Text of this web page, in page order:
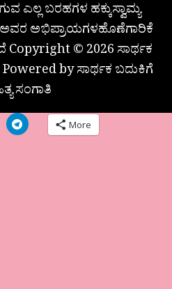
ಎಲ್ಲ ಬರಹಗಳ ಹಕ್ಕುಸ್ವಾಮ್ಯ
ಅಭಿಪ್ರಾಯಗಳಹೊಣೆಗಾರಿಕೆ
Copyright © 2026 ಸಾರ್ಥಕ
by ಸಾರ್ಥಕ ಬದುಕಿಗೆ
ಸಂಗಾತಿ
More